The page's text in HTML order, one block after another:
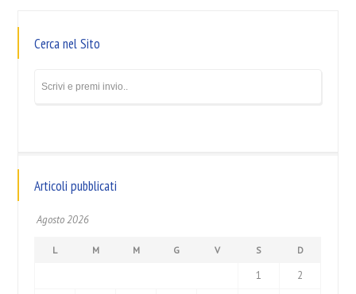
Cerca nel Sito
Articoli pubblicati
Agosto 2026
L M M G V S D
1
2